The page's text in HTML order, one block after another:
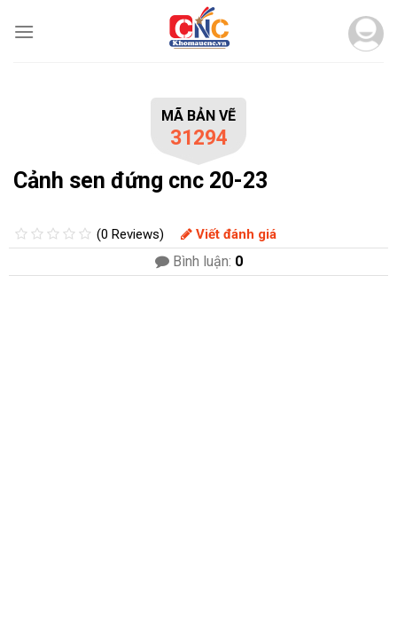
MÃ BẢN VẼ
31294
Cảnh sen đứng cnc 20-23
(0 Reviews) Viết đánh giá
Bình luận: 0